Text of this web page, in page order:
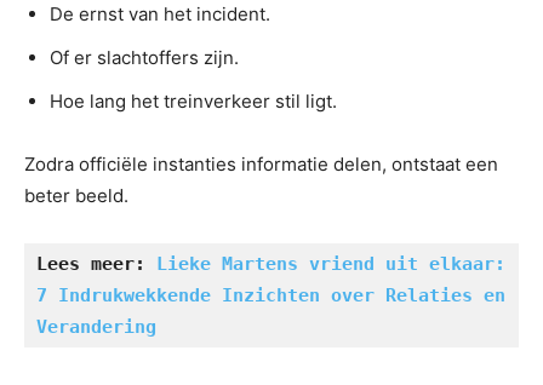
De ernst van het incident.
Of er slachtoffers zijn.
Hoe lang het treinverkeer stil ligt.
Zodra officiële instanties informatie delen, ontstaat een
beter beeld.
Lees meer: Lieke Martens vriend uit elkaar:
7 Indrukwekkende Inzichten over Relaties en
Verandering